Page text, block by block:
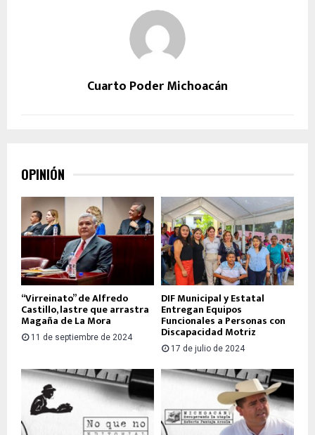
Cuarto Poder Michoacán
OPINIÓN
“Virreinato” de Alfredo
Castillo, lastre que arrastra
Magaña de La Mora
11 de septiembre de 2024
DIF Municipal y Estatal
Entregan Equipos
Funcionales a Personas con
Discapacidad Motriz
17 de julio de 2024